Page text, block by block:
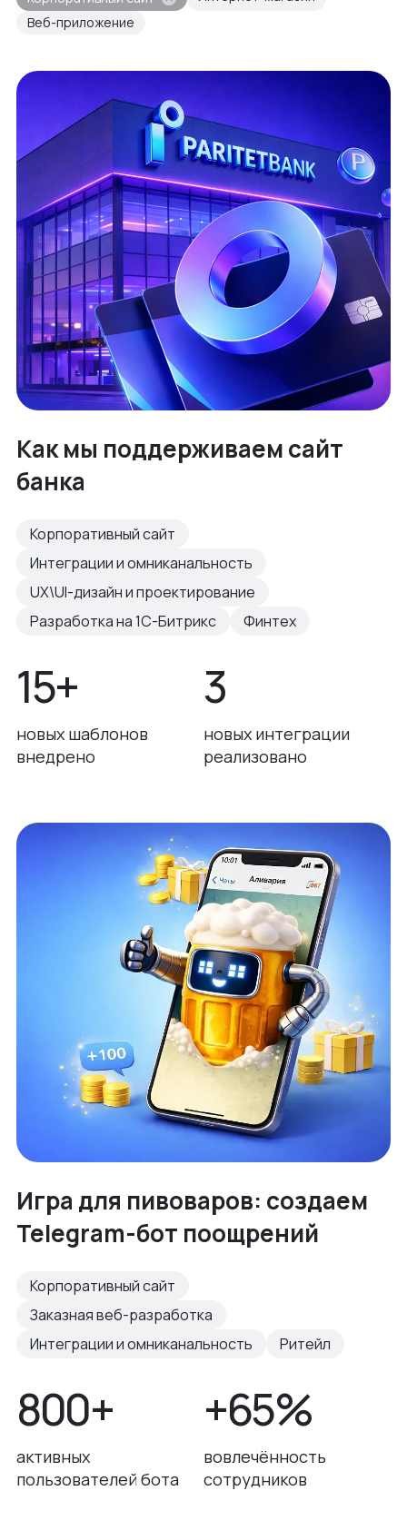
Веб-приложение
Как мы поддерживаем сайт
банка
Корпоративный сайт
Интеграции и омниканальность
UX\UI-дизайн и проектирование
Разработка на 1С-Битрикс
Финтех
15+
новых шаблонов
внедрено
3
новых интеграции
реализовано
Игра для пивоваров: создаем
Telegram-бот поощрений
Корпоративный сайт
Заказная веб-разработка
Интеграции и омниканальность
Ритейл
800+
активных
пользователей бота
+65%
вовлечённость
сотрудников